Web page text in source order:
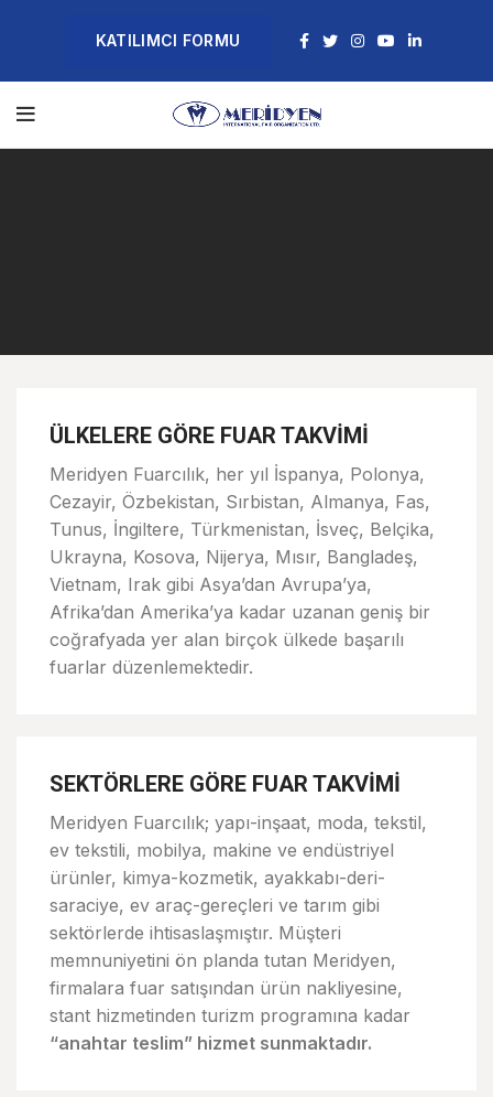
KATILIMCI FORMU
ÜLKELERE GÖRE FUAR TAKVİMİ
Meridyen Fuarcılık, her yıl İspanya, Polonya,
Cezayir, Özbekistan, Sırbistan, Almanya, Fas,
Tunus, İngiltere, Türkmenistan, İsveç, Belçika,
Ukrayna, Kosova, Nijerya, Mısır, Bangladeş,
Vietnam, Irak gibi Asya’dan Avrupa’ya,
Afrika’dan Amerika’ya kadar uzanan geniş bir
coğrafyada yer alan birçok ülkede başarılı
fuarlar düzenlemektedir.
SEKTÖRLERE GÖRE FUAR TAKVİMİ
Meridyen Fuarcılık; yapı-inşaat, moda, tekstil,
ev tekstili, mobilya, makine ve endüstriyel
ürünler, kimya-kozmetik, ayakkabı-deri-
saraciye, ev araç-gereçleri ve tarım gibi
sektörlerde ihtisaslaşmıştır. Müşteri
memnuniyetini ön planda tutan Meridyen,
firmalara fuar satışından ürün nakliyesine,
stant hizmetinden turizm programına kadar
“anahtar teslim” hizmet sunmaktadır.